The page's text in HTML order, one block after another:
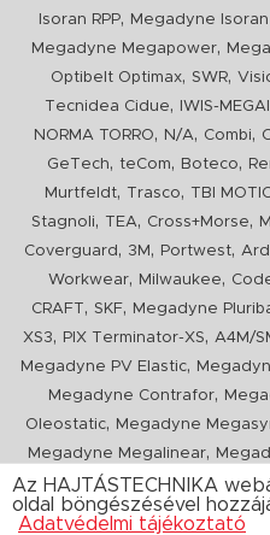
Isoran RPP, Megadyne Isoran
Megadyne Megapower,
Optibelt Optimax, SWR,
Tecnidea Cidue, IWIS-
NORMA TORRO, N/A, Combi,
GeTech, teCom, Boteco,
Murtfeldt, Trasco, TBI
Stagnoli, TEA, Cross+Morse,
Coverguard , 3M , Portwest,
Workwear, Milwaukee,
CRAFT, SKF, Megadyne
XS3, PIX Terminator-XS, A4M/
Megadyne PV Elastic,
Megadyne Contrafor,
Oleostatic, Megadyne
Megadyne Megalinear,
Pull, PIX X'Ceed,Megadyne
ConCar,Megadyne
Az HAJTÁSTECHNIKA
oldal böngészésével
Adatvédelmi tájékoztató